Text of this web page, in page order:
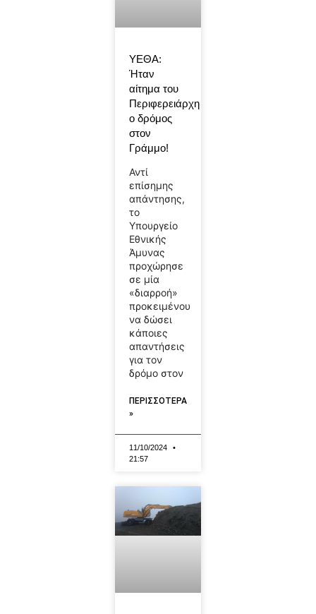
ΥΕΘΑ:
Ήταν
αίτημα του
Περιφερειάρχη
ο δρόμος
στον
Γράμμο!
Αντί
επίσημης
απάντησης,
το
Υπουργείο
Εθνικής
Άμυνας
προχώρησε
σε μία
«διαρροή»
προκειμένου
να δώσει
κάποιες
απαντήσεις
για τον
δρόμο στον
ΠΕΡΙΣΣΟΤΕΡΑ
»
11/10/2024
21:57